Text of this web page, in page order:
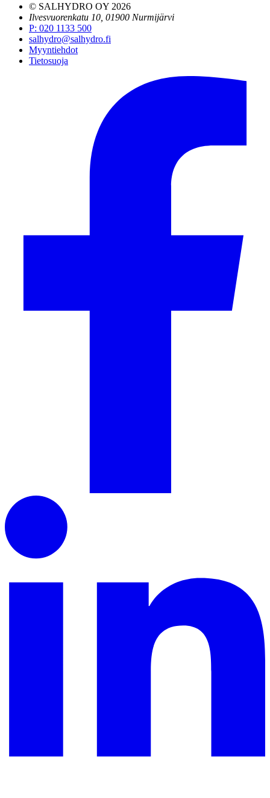
© SALHYDRO OY 2026
Ilvesvuorenkatu 10, 01900 Nurmijärvi
P: 020 1133 500
salhydro@salhydro.fi
Myyntiehdot
Tietosuoja